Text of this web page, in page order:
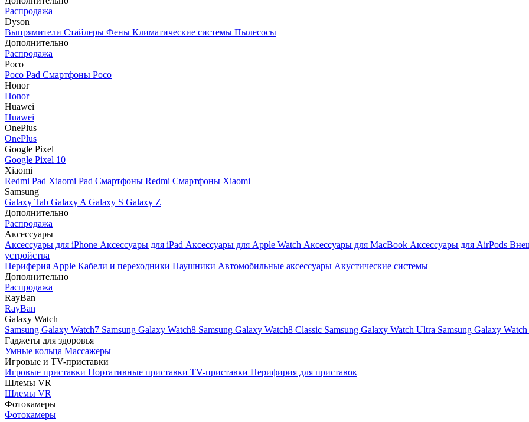
Распродажа
Dyson
Выпрямители Стайлеры Фены Климатические системы Пылесосы
Дополнительно
Распродажа
Poco
Poco Pad Смартфоны Poco
Honor
Honor
Huawei
Huawei
OnePlus
OnePlus
Google Pixel
Google Pixel 10
Xiaomi
Redmi Pad Xiaomi Pad Смартфоны Redmi Смартфоны Xiaomi
Samsung
Galaxy Tab Galaxy A Galaxy S Galaxy Z
Дополнительно
Распродажа
Аксессуары
Аксессуары для iPhone Аксессуары для iPad Аксессуары для Apple Watch Аксессуары для MacBook Аксессуары для AirPods
устройства
Периферия Apple Кабели и переходники Наушники Автомобильные аксессуары Акустические системы
Дополнительно
Распродажа
RayBan
RayBan
Galaxy Watch
Samsung Galaxy Watch7 Samsung Galaxy Watch8 Samsung Galaxy Watch8 Classic Samsung Galaxy Watch Ultra Samsung Galaxy
Гаджеты для здоровья
Умные кольца Массажеры
Игровые и TV-приставки
Игровые приставки Портативные приставки TV-приставки Перифирия для приставок
Шлемы VR
Шлемы VR
Фотокамеры
Фотокамеры